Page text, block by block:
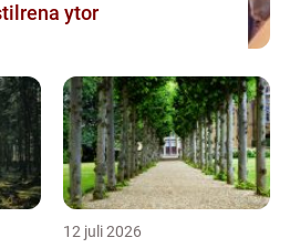
ytor
12 juli 2026